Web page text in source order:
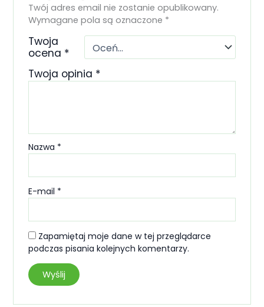
Twój adres email nie zostanie opublikowany.
Wymagane pola są oznaczone *
Twoja
ocena *
Twoja opinia *
Nazwa *
E-mail *
Zapamiętaj moje dane w tej przeglądarce
podczas pisania kolejnych komentarzy.